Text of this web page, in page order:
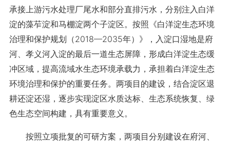
承接上游污水处理厂尾水和部分直排污水，分别注入白洋
淀的藻苲淀和马棚淀两个子淀区。按照《白洋淀生态环境
治理和保护规划（2018—2035年）》，入淀口湿地是府
河、孝义河入淀的最后一道生态屏障，形成白洋淀生态缓
冲区域，提高流域水生态环境承载力，承担着白洋淀生态
环境治理和保护的重要任务。两项目的建设，结合淀区退
耕还淀还湿，逐步实现淀区水质达标、生态系统恢复、绿
色生态空间构建，具有重要意义。
按照立项批复的可研方案，两项目分别建设在府河、